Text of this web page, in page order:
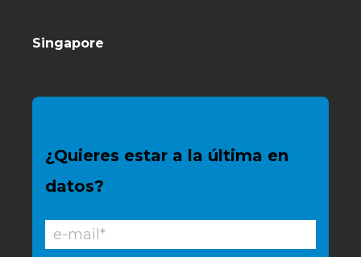
Singapore
¿Quieres estar a la última en
datos?